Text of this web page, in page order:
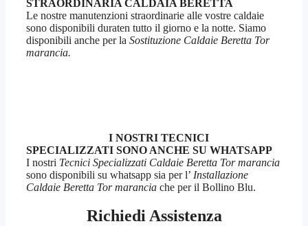
STRAORDINARIA CALDAIA BERETTA
Le nostre manutenzioni straordinarie alle vostre caldaie
sono disponibili duraten tutto il giorno e la notte. Siamo
disponibili anche per la Sostituzione Caldaie Beretta Tor
marancia.
I NOSTRI TECNICI
SPECIALIZZATI SONO ANCHE SU WHATSAPP
I nostri Tecnici Specializzati Caldaie Beretta Tor marancia
sono disponibili su whatsapp sia per l’ Installazione
Caldaie Beretta Tor marancia che per il Bollino Blu.
Richiedi Assistenza